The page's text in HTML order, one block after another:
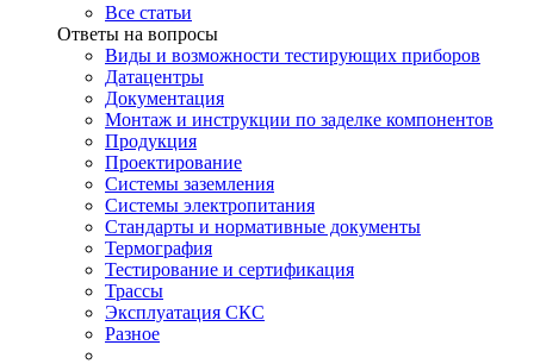
Все статьи
Ответы на вопросы
Виды и возможности тестирующих приборов
Датацентры
Документация
Монтаж и инструкции по заделке компонентов
Продукция
Проектирование
Системы заземления
Системы электропитания
Стандарты и нормативные документы
Термография
Тестирование и сертификация
Трассы
Эксплуатация СКС
Разное